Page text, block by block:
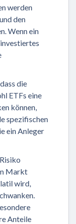
werden
den
Wenn ein
die
ETFs eine
können,
spezifischen
ein Anleger
Markt
wird,
Anteile